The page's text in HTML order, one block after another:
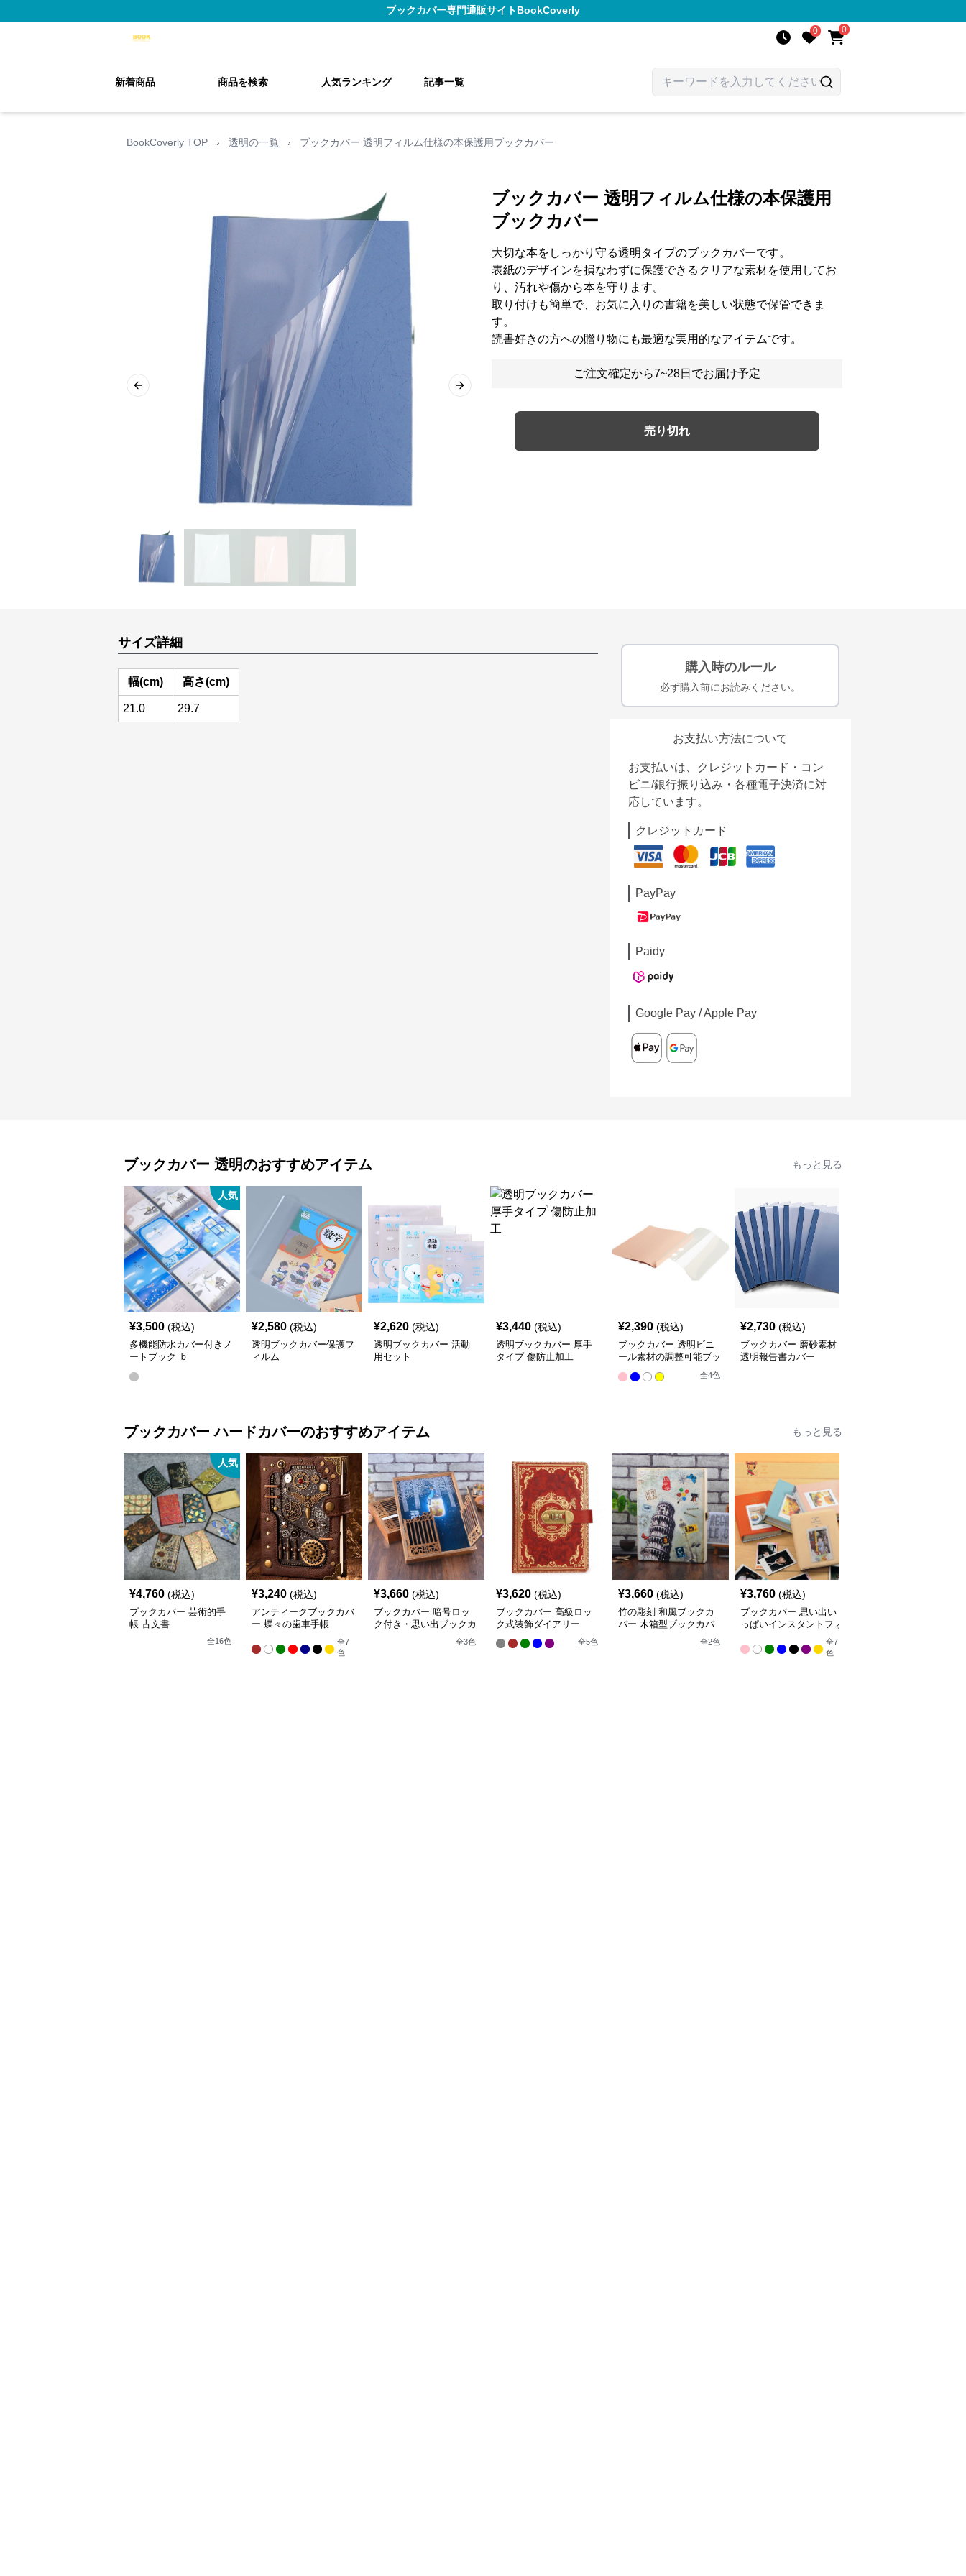
ブックカバー専門通販サイトBookCoverly
0 0
新着商品 商品を検索 人気ランキング 記事一覧
BookCoverly TOP › 透明の一覧 › ブックカバー 透明フィルム仕様の本保護用ブックカバー
Previous slide Next slide
ブックカバー 透明フィルム仕様の本保護用
ブックカバー
大切な本をしっかり守る透明タイプのブックカバーです。
表紙のデザインを損なわずに保護できるクリアな素材を使用してお
り、汚れや傷から本を守ります。
取り付けも簡単で、お気に入りの書籍を美しい状態で保管できま
す。
読書好きの方への贈り物にも最適な実用的なアイテムです。
ご注文確定から7~28日でお届け予定
売り切れ
サイズ詳細
幅(cm) 高さ(cm)
21.0 29.7
購入時のルール
必ず購入前にお読みください。
お支払い方法について
お支払いは、クレジットカード・コン
ビニ/銀行振り込み・各種電子決済に対
応しています。
クレジットカード
PayPay
Paidy
Google Pay / Apple Pay
ブックカバー 透明のおすすめアイテム もっと見る
人気
¥3,500 (税込)
多機能防水カバー付きノ
ートブック ｂ
¥2,580 (税込)
透明ブックカバー保護フ
ィルム
¥2,620 (税込)
透明ブックカバー 活動
用セット
¥3,440 (税込)
透明ブックカバー 厚手
タイプ 傷防止加工
¥2,390 (税込)
ブックカバー 透明ビニ
ール素材の調整可能ブッ
全4色
¥2,730 (税込)
ブックカバー 磨砂素材
透明報告書カバー
ブックカバー ハードカバーのおすすめアイテム もっと見る
人気
¥4,760 (税込)
ブックカバー 芸術的手
帳 古文書
全16色
¥3,240 (税込)
アンティークブックカバ
ー 蝶々の歯車手帳
全7
色
¥3,660 (税込)
ブックカバー 暗号ロッ
ク付き・思い出ブックカ
全3色
¥3,620 (税込)
ブックカバー 高級ロッ
ク式装飾ダイアリー
全5色
¥3,660 (税込)
竹の彫刻 和風ブックカ
バー 木箱型ブックカバ
全2色
¥3,760 (税込)
ブックカバー 思い出い
っぱいインスタントフォ
全7
色